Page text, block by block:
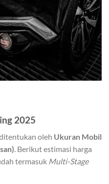
2025
oleh Ukuran Mobil
. Berikut estimasi harga
termasuk Multi-Stage